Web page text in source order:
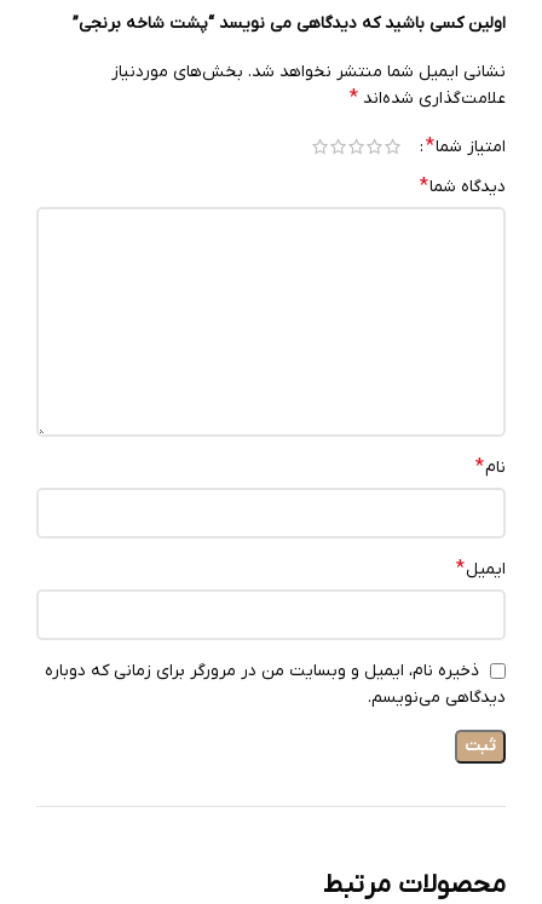
اولین کسی باشید که دیدگاهی می نویسد “پشت شاخه برنجی”
نشانی ایمیل شما منتشر نخواهد شد. بخش‌های موردنیاز
علامت‌گذاری شده‌اند *
امتیاز شما*
دیدگاه شما*
نام*
ایمیل*
ذخیره نام، ایمیل و وبسایت من در مرورگر برای زمانی که دوباره
دیدگاهی می‌نویسم.
محصولات مرتبط